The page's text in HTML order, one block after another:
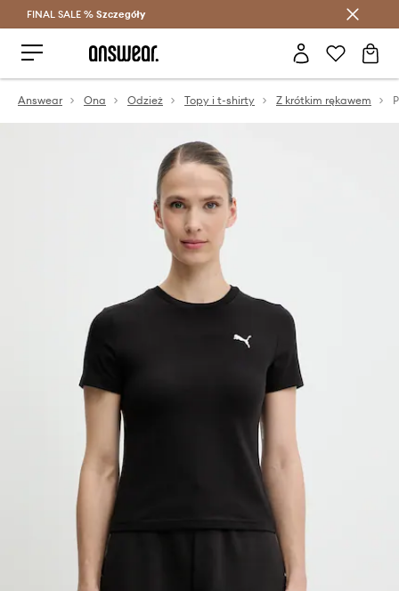
Oszczędzaj z Answear Club >
FINAL SALE % Szczegóły
Answear Ona Odzież Topy i t-shirty Z krótkim rękawem